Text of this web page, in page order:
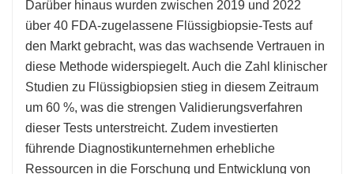
Darüber hinaus wurden zwischen 2019 und 2022
über 40 FDA-zugelassene Flüssigbiopsie-Tests auf
den Markt gebracht, was das wachsende Vertrauen in
diese Methode widerspiegelt. Auch die Zahl klinischer
Studien zu Flüssigbiopsien stieg in diesem Zeitraum
um 60 %, was die strengen Validierungsverfahren
dieser Tests unterstreicht. Zudem investierten
führende Diagnostikunternehmen erhebliche
Ressourcen in die Forschung und Entwicklung von